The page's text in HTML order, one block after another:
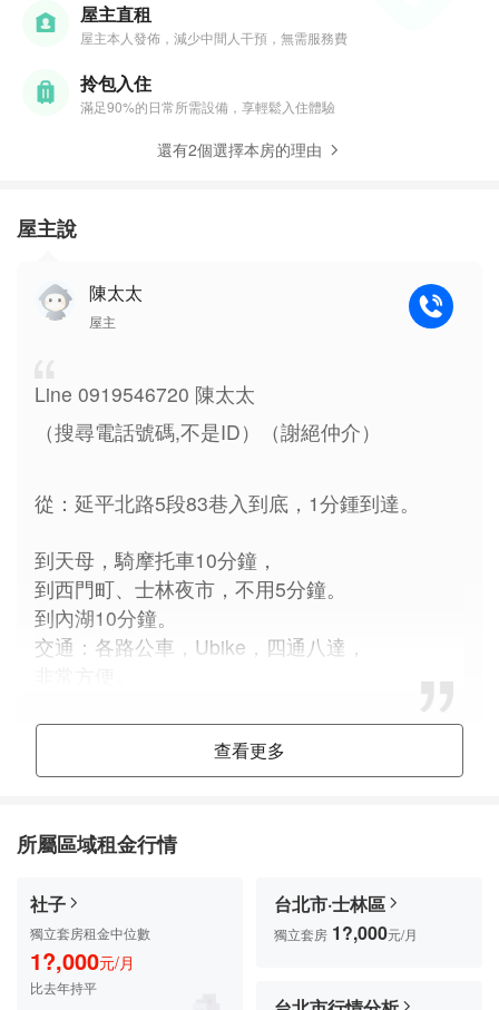
屋主直租
屋主本人發佈，減少中間人干預，無需服務費
拎包入住
滿足90%的日常所需設備，享輕鬆入住體驗
還有2個選擇本房的理由
屋主說
陳太太
屋主
Line 0919546720 陳太太
（搜尋電話號碼,不是ID）（謝絕仲介）
從：延平北路5段83巷入到底，1分鍾到達。
到天母，騎摩托車10分鐘，
到西門町、士林夜市，不用5分鐘。
到內湖10分鐘。
交通：各路公車，Ubike，四通八達，
磚牆水泥隔間，大窗戶，光線充足，
通風良好，非常安靜舒適。
窗外可晾衣服。
郵局、7-11、萊爾富、蝦皮、....都在附近，
連結在一起，形成一個很方便的生活圈。
查看更多
所屬區域租金行情
社子
獨立套房租金中位數
1?,000元/月
比去年持平
台北市·士林區
獨立套房 1?,000元/月